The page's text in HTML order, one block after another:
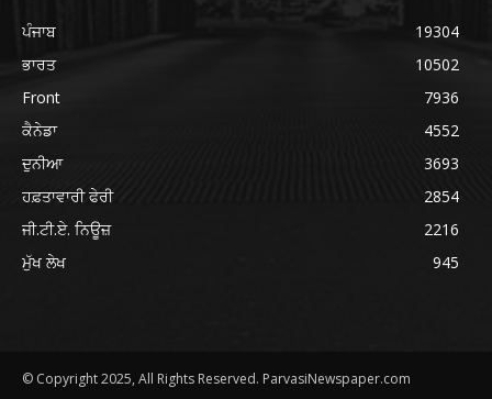
ਪੰਜਾਬ
19304
ਭਾਰਤ
10502
Front
7936
ਕੈਨੇਡਾ
4552
ਦੁਨੀਆ
3693
ਹਫ਼ਤਾਵਾਰੀ ਫੇਰੀ
2854
ਜੀ.ਟੀ.ਏ. ਨਿਊਜ਼
2216
ਮੁੱਖ ਲੇਖ
945
© Copyright 2025, All Rights Reserved. ParvasiNewspaper.com